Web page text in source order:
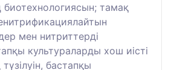
биотехнологиясын; тамақ
мен нитриттерді
культураларды хош иісті
бастапқы